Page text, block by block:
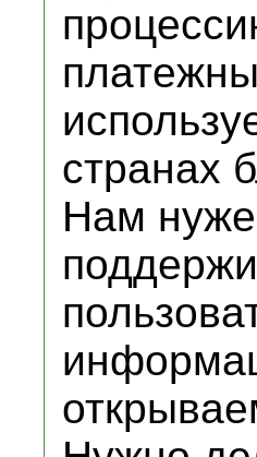
странах
Нам